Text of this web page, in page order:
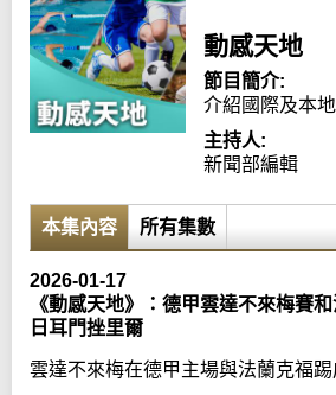
動感天地
節目簡介:
介紹國際及本
主持人:
新聞部編輯
本集內容 所有集數
2026-01-17
《動感天地》：德甲雲達不來梅賽
日耳門挫里爾
雲達不來梅在德甲主場與法蘭克福踢